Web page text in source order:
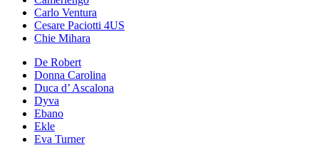
Carlo Ventura
Cesare Paciotti 4US
Chie Mihara
De Robert
Donna Carolina
Duca d’ Ascalona
Dyva
Ebano
Ekle
Eva Turner